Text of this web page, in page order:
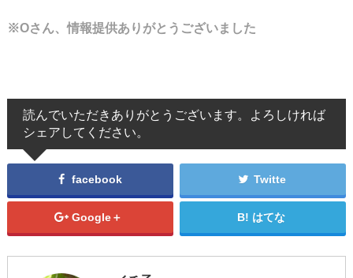
※Oさん、情報提供ありがとうございました
読んでいただきありがとうございます。よろしければ
シェアしてください。
facebook Twitte
Google＋ はてな